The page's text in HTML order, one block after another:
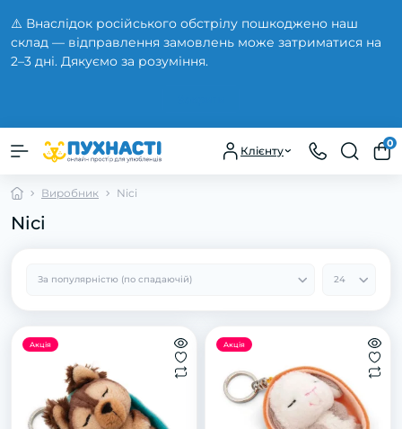
⚠️ Внаслідок російського обстрілу пошкоджено наш
склад — відправлення замовлень може затриматися на
2–3 дні. Дякуємо за розуміння.
Клієнту
0
Виробник Nici
Nici
Акція Акція